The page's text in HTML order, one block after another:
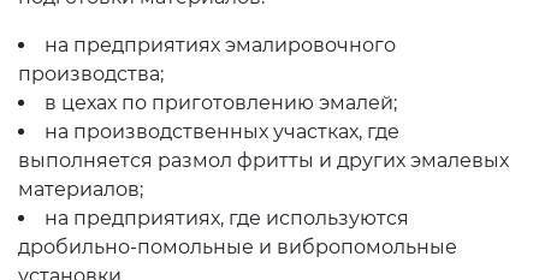
на предприятиях эмалировочного
производства;
в цехах по приготовлению эмалей;
на производственных участках, где
выполняется размол фритты и других эмалевых
материалов;
на предприятиях, где используются
дробильно-помольные и вибропомольные